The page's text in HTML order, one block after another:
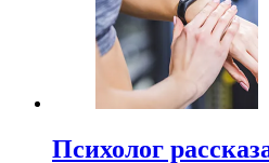
Психолог